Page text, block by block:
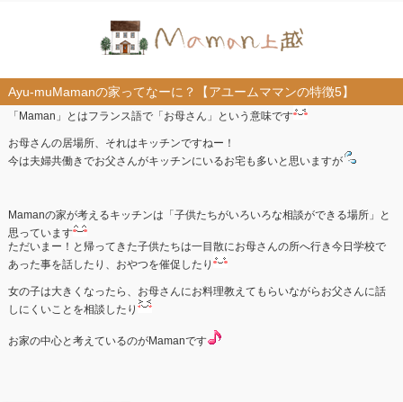
Ayu-muMamanの家ってなーに？【アユームママンの特徴5】
「Maman」とはフランス語で「お母さん」という意味です
お母さんの居場所、それはキッチンですねー！
今は夫婦共働きでお父さんがキッチンにいるお宅も多いと思いますが
Mamanの家が考えるキッチンは「子供たちがいろいろな相談ができる場所」と
思っています
ただいまー！と帰ってきた子供たちは一目散にお母さんの所へ行き今日学校で
あった事を話したり、おやつを催促したり
女の子は大きくなったら、お母さんにお料理教えてもらいながらお父さんに話
しにくいことを相談したり
お家の中心と考えているのがMamanです